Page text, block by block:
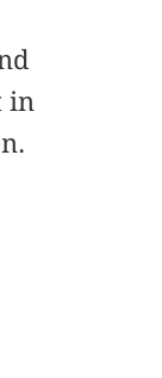
in